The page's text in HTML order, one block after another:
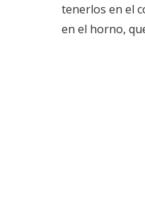
tenerlos en el
en el horno,